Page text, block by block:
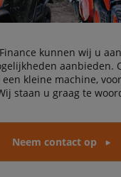
kunnen wij u
aanbieden.
kleine machine,
staan u graag te
Neem contact op